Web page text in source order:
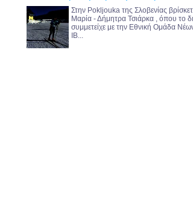
Στην Pokljouka της Σλοβενίας
Μαρία - Δήμητρα Τσιάρκα , όπου το
συμμετείχε με την Εθνική Ομάδα
IB...